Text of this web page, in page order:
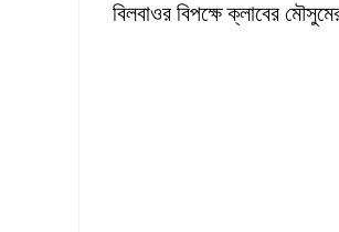
বিলবাওর বিপক্ষে ক্লাবের